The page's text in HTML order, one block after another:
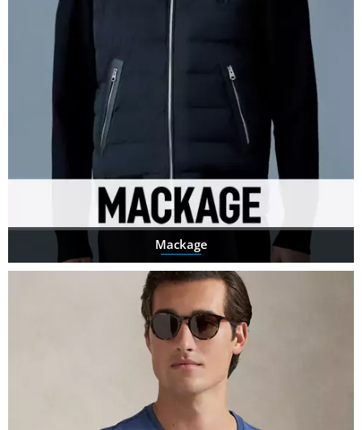
Mackage